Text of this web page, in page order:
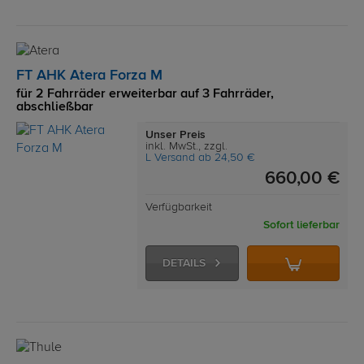
FT AHK Atera Forza M
für 2 Fahrräder erweiterbar auf 3 Fahrräder,
abschließbar
Unser Preis
inkl. MwSt., zzgl.
L Versand ab 24,50 €
660,00 €
Verfügbarkeit
Sofort lieferbar
DETAILS